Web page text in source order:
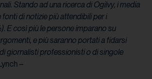
Stando ad una ricerca di Ogilvy, i media
di notizie più attendibili per i
E così più le persone imparano su
e più saranno portati a fidarsi
giornalisti professionisti o di singole
–